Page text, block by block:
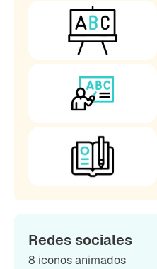
Redes sociales
8 iconos animados